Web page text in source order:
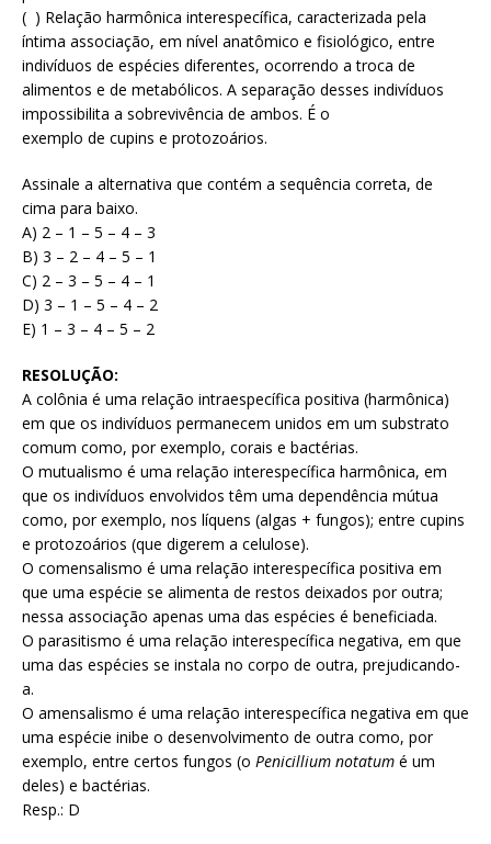
( ) Relação harmônica interespecífica, caracterizada pela
íntima associação, em nível anatômico e fisiológico, entre
indivíduos de espécies diferentes, ocorrendo a troca de
alimentos e de metabólicos. A separação desses indivíduos
impossibilita a sobrevivência de ambos. É o
exemplo de cupins e protozoários.
Assinale a alternativa que contém a sequência correta, de
cima para baixo.
A) 2 – 1 – 5 – 4 – 3
B) 3 – 2 – 4 – 5 – 1
C) 2 – 3 – 5 – 4 – 1
D) 3 – 1 – 5 – 4 – 2
E) 1 – 3 – 4 – 5 – 2
RESOLUÇÃO:
A colônia é uma relação intraespecífica positiva (harmônica)
em que os indivíduos permanecem unidos em um substrato
comum como, por exemplo, corais e bactérias.
O mutualismo é uma relação interespecífica harmônica, em
que os indivíduos envolvidos têm uma dependência mútua
como, por exemplo, nos líquens (algas + fungos); entre cupins
e protozoários (que digerem a celulose).
O comensalismo é uma relação interespecífica positiva em
que uma espécie se alimenta de restos deixados por outra;
nessa associação apenas uma das espécies é beneficiada.
O parasitismo é uma relação interespecífica negativa, em que
uma das espécies se instala no corpo de outra, prejudicando-
a.
O amensalismo é uma relação interespecífica negativa em que
uma espécie inibe o desenvolvimento de outra como, por
exemplo, entre certos fungos (o Penicillium notatum é um
deles) e bactérias.
Resp.: D